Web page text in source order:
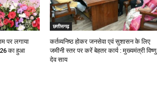
पर लगाया
का हुआ
छत्तीसगढ़
कर्तव्यनिष्ठ होकर जनसेवा एवं सुशासन के लिए
जमीनी स्तर पर करें बेहतर कार्य : मुख्यमंत्री विष्णु
देव साय